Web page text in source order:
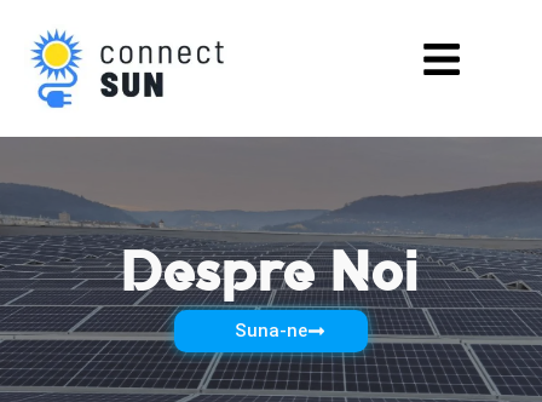
content
Menu
Despre Noi
Suna-ne